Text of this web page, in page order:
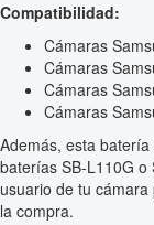
Compatibilidad:
Cámaras
Cámaras
Cámaras
Cámaras
Además, esta
baterías SB-L110G o
usuario de tu
la compra.